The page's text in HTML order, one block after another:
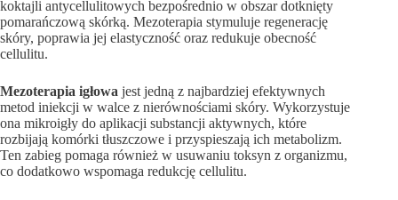
koktajli antycellulitowych bezpośrednio w obszar dotknięty
pomarańczową skórką. Mezoterapia stymuluje regenerację
skóry, poprawia jej elastyczność oraz redukuje obecność
cellulitu.
Mezoterapia igłowa jest jedną z najbardziej efektywnych
metod iniekcji w walce z nierównościami skóry. Wykorzystuje
ona mikroigły do aplikacji substancji aktywnych, które
rozbijają komórki tłuszczowe i przyspieszają ich metabolizm.
Ten zabieg pomaga również w usuwaniu toksyn z organizmu,
co dodatkowo wspomaga redukcję cellulitu.